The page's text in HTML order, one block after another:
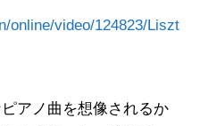
online/video/124823/Liszt
アノ曲を想像されるか